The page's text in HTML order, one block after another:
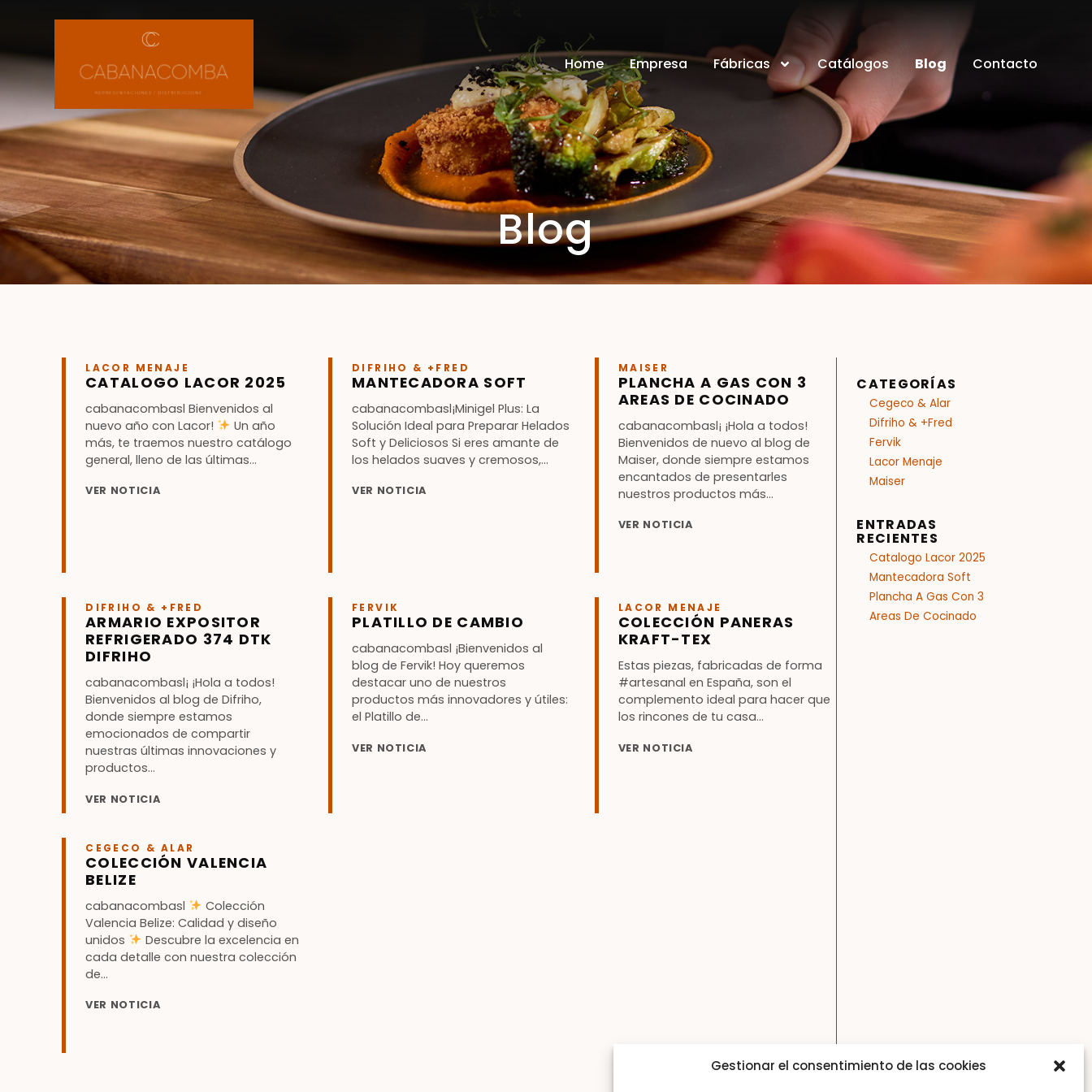
Gestionar el consentimiento de las cookies
Home Empresa Fábricas Catálogos Blog Contacto
Blog
LACOR MENAJE
CATALOGO LACOR 2025
cabanacombasl Bienvenidos al
nuevo año con Lacor!
Un año
más, te traemos nuestro catálogo
general, lleno de las últimas...
VER NOTICIA
DIFRIHO & +FRED
MANTECADORA SOFT
cabanacombasl¡Minigel Plus: La
Solución Ideal para Preparar Helados
Soft y Deliciosos Si eres amante de
los helados suaves y cremosos,...
VER NOTICIA
MAISER
PLANCHA A GAS CON 3
AREAS DE COCINADO
cabanacombasl¡ ¡Hola a todos!
Bienvenidos de nuevo al blog de
Maiser, donde siempre estamos
encantados de presentarles
nuestros productos más...
VER NOTICIA
DIFRIHO & +FRED
ARMARIO EXPOSITOR
REFRIGERADO 374 DTK
DIFRIHO
cabanacombasl¡ ¡Hola a todos!
Bienvenidos al blog de Difriho,
donde siempre estamos
emocionados de compartir
nuestras últimas innovaciones y
productos...
VER NOTICIA
FERVIK
PLATILLO DE CAMBIO
cabanacombasl ¡Bienvenidos al
blog de Fervik! Hoy queremos
destacar uno de nuestros
productos más innovadores y útiles:
el Platillo de...
VER NOTICIA
LACOR MENAJE
COLECCIÓN PANERAS
KRAFT-TEX
Estas piezas, fabricadas de forma
#artesanal en España, son el
complemento ideal para hacer que
los rincones de tu casa...
VER NOTICIA
CEGECO & ALAR
COLECCIÓN VALENCIA
BELIZE
cabanacombasl
Colección
Valencia Belize: Calidad y diseño
unidos
Descubre la excelencia en
cada detalle con nuestra colección
de...
VER NOTICIA
CATEGORÍAS
Cegeco & Alar
Difriho & +Fred
Fervik
Lacor Menaje
Maiser
ENTRADAS
RECIENTES
Catalogo Lacor 2025
Mantecadora Soft
Plancha A Gas Con 3
Areas De Cocinado